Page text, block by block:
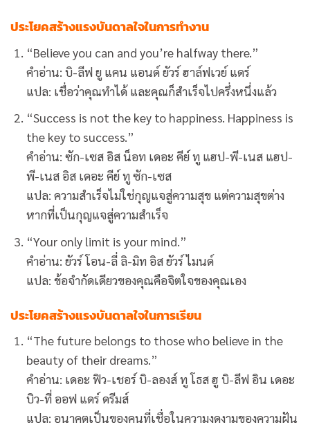
ประโยคสร้างแรงบันดาลใจในการทำงาน
“Believe you can and you’re halfway there.”
คำอ่าน: บิ-ลีฟ ยู แคน แอนด์ ยัวร์ ฮาล์ฟเวย์ แดร์
แปล: เชื่อว่าคุณทำได้ และคุณก็สำเร็จไปครึ่งหนึ่งแล้ว
“Success is not the key to happiness. Happiness is
the key to success.”
คำอ่าน: ซัก-เซส อิส น็อท เดอะ คีย์ ทู แฮป-พี-เนส แฮป-
พี-เนส อิส เดอะ คีย์ ทู ซัก-เซส
แปล: ความสำเร็จไม่ใช่กุญแจสู่ความสุข แต่ความสุขต่าง
หากที่เป็นกุญแจสู่ความสำเร็จ
“Your only limit is your mind.”
คำอ่าน: ยัวร์ โอน-ลี่ ลิ-มิท อิส ยัวร์ ไมนด์
แปล: ข้อจำกัดเดียวของคุณคือจิตใจของคุณเอง
ประโยคสร้างแรงบันดาลใจในการเรียน
“The future belongs to those who believe in the
beauty of their dreams.”
คำอ่าน: เดอะ ฟิว-เชอร์ บิ-ลองส์ ทู โธส ฮู บิ-ลีฟ อิน เดอะ
บิว-ที่ ออฟ แดร์ ดรีมส์
แปล: อนาคตเป็นของคนที่เชื่อในความงดงามของความฝัน